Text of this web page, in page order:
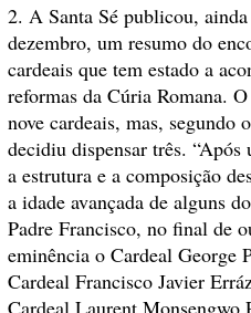
2. A Santa Sé publicou,
dezembro, um resumo do
cardeais que tem estado a
reformas da Cúria Romana.
nove cardeais, mas, segundo
decidiu dispensar três.
a estrutura e a composição
a idade avançada de alguns
Padre Francisco, no final de
eminência o Cardeal George
Cardeal Francisco Javier
Cardeal Laurent Monsengwo